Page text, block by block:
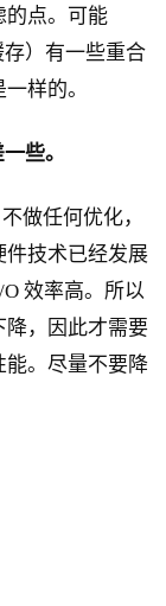
的点。可能
）有一些重合
样的。
些。
做任何优化，
件技术已经发展
效率高。所以
降，因此才需要
能。尽量不要降